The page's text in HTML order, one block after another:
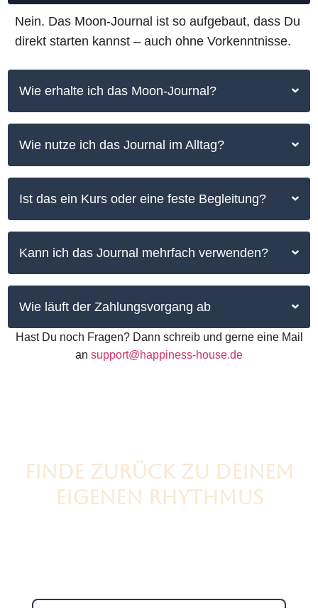
Nein. Das Moon-Journal ist so aufgebaut, dass Du
direkt starten kannst – auch ohne Vorkenntnisse.
Wie erhalte ich das Moon-Journal?
Wie nutze ich das Journal im Alltag?
Ist das ein Kurs oder eine feste Begleitung?
Kann ich das Journal mehrfach verwenden?
Wie läuft der Zahlungsvorgang ab
Hast Du noch Fragen? Dann schreib und gerne eine Mail
an support@happiness-house.de
FINDE ZURÜCK ZU DEINEM
EIGENEN RHYTHMUS